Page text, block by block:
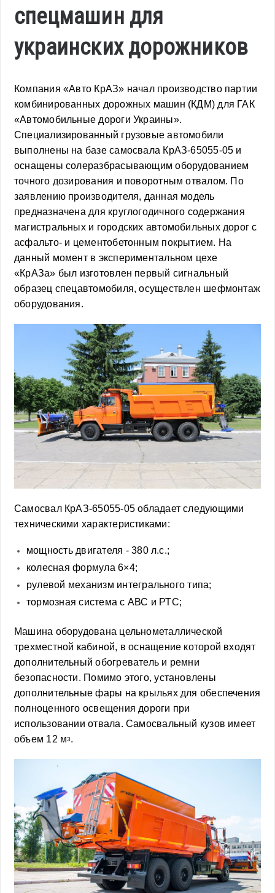
спецмашин для
украинских дорожников
Компания «Авто КрАЗ» начал производство партии
комбинированных дорожных машин (КДМ) для ГАК
«Автомобильные дороги Украины».
Специализированный грузовые автомобили
выполнены на базе самосвала КрАЗ-65055-05 и
оснащены солеразбрасывающим оборудованием
точного дозирования и поворотным отвалом. По
заявлению производителя, данная модель
предназначена для круглогодичного содержания
магистральных и городских автомобильных дорог с
асфальто- и цементобетонным покрытием. На
данный момент в экспериментальном цехе
«КрАЗа» был изготовлен первый сигнальный
образец спецавтомобиля, осуществлен шефмонтаж
оборудования.
Самосвал КрАЗ-65055-05 обладает следующими
техническими характеристиками:
мощность двигателя - 380 л.с.;
колесная формула 6×4;
рулевой механизм интегрального типа;
тормозная система с АВС и РТС;
Машина оборудована цельнометаллической
трехместной кабиной, в оснащение которой входят
дополнительный обогреватель и ремни
безопасности. Помимо этого, установлены
дополнительные фары на крыльях для обеспечения
полноценного освещения дороги при
использовании отвала. Самосвальный кузов имеет
объем 12 м3.